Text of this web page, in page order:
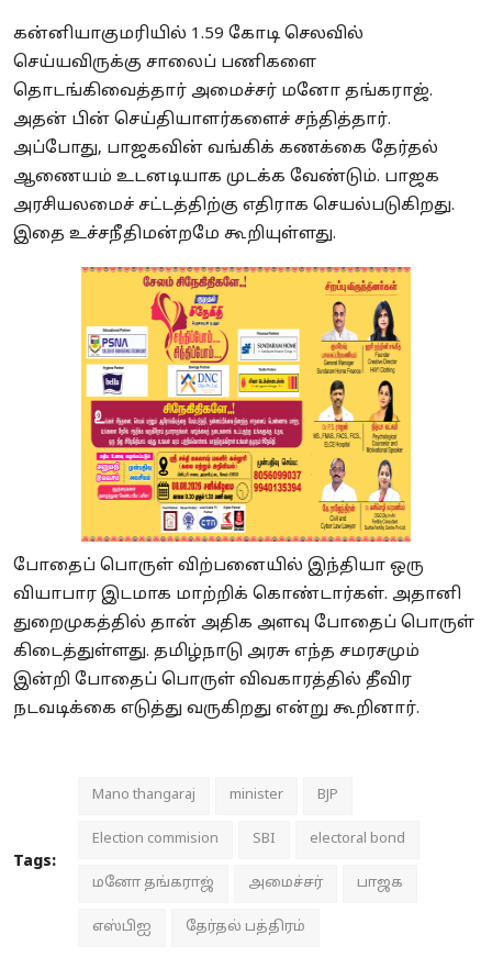
கன்னியாகுமரியில் 1.59 கோடி செலவில்
செய்யவிருக்கு சாலைப் பணிகளை
தொடங்கிவைத்தார் அமைச்சர் மனோ தங்கராஜ்.
அதன் பின் செய்தியாளர்களைச் சந்தித்தார்.
அப்போது, பாஜகவின் வங்கிக் கணக்கை தேர்தல்
ஆணையம் உடனடியாக முடக்க வேண்டும். பாஜக
அரசியலமைச் சட்டத்திற்கு எதிராக செயல்படுகிறது.
இதை உச்சநீதிமன்றமே கூறியுள்ளது.
போதைப் பொருள் விற்பனையில் இந்தியா ஒரு
வியாபார இடமாக மாற்றிக் கொண்டார்கள். அதானி
துறைமுகத்தில் தான் அதிக அளவு போதைப் பொருள்
கிடைத்துள்ளது. தமிழ்நாடு அரசு எந்த சமரசமும்
இன்றி போதைப் பொருள் விவகாரத்தில் தீவிர
நடவடிக்கை எடுத்து வருகிறது என்று கூறினார்.
Tags:
Mano thangaraj minister BJP
Election commision SBI electoral bond
மனோ தங்கராஜ் அமைச்சர் பாஜக
எஸ்பிஐ தேர்தல் பத்திரம்